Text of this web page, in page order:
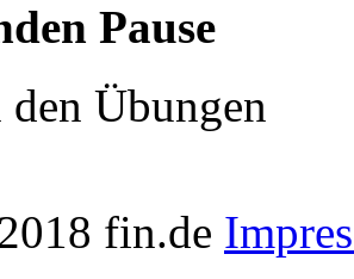
Pause
den Übungen
fin.de